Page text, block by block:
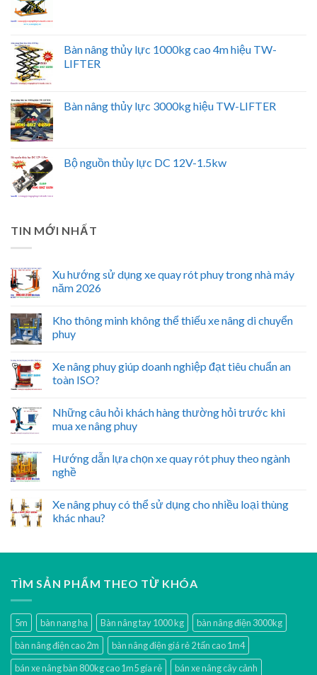
Bàn nâng thủy lực 1000kg cao 4m hiệu TW-
LIFTER
Bàn nâng thủy lực 3000kg hiệu TW-LIFTER
Bộ nguồn thủy lực DC 12V-1.5kw
TIN MỚI NHẤT
Xu hướng sử dụng xe quay rót phuy trong nhà máy
năm 2026
Kho thông minh không thể thiếu xe nâng di chuyển
phuy
Xe nâng phuy giúp doanh nghiệp đạt tiêu chuẩn an
toàn ISO?
Những câu hỏi khách hàng thường hỏi trước khi
mua xe nâng phuy
Hướng dẫn lựa chọn xe quay rót phuy theo ngành
nghề
Xe nâng phuy có thể sử dụng cho nhiều loại thùng
khác nhau?
TÌM SẢN PHẨM THEO TỪ KHÓA
5m bàn nang hạ Bàn nâng tay 1000 kg
bàn nâng điện 3000kg
bàn nâng điện cao 2m
bàn nâng điện giá rẻ 2 tấn cao 1m4
bán xe nâng bàn 800kg cao 1m5 gía rẻ
bán xe nâng cây cảnh